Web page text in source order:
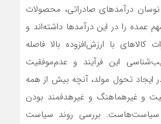
درآمدهای صادراتی، محصولات
عمده را در این درآمدها داشته‌‌‌اند و
کالاهای با ارزش‌افزوده بالا فاصله
این فرآیند و عدم‌موفقیت
تحول مولد، آنچه بیش از همه
و غیرهماهنگ و غیرهدفمند بودن
بررسی روند سیاست